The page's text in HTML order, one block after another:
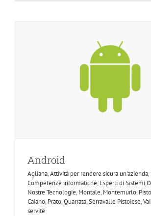
Android
Agliana,Attività per rendere sicura un'azienda,
Competenze informatiche, Esperti di Sistemi
Nostre Tecnologie, Montale, Montemurlo,
Caiano, Prato,Quarrata,Serravalle Pistoiese,
servite